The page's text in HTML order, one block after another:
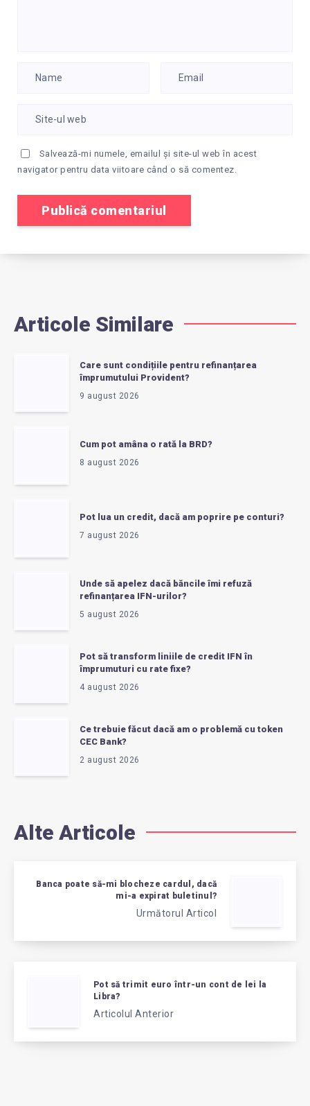
Salvează-mi numele, emailul și site-ul web în acest
navigator pentru data viitoare când o să comentez.
Articole Similare
Care sunt condițiile pentru refinanțarea
împrumutului Provident?
9 august 2026
Cum pot amâna o rată la BRD?
8 august 2026
Pot lua un credit, dacă am poprire pe conturi?
7 august 2026
Unde să apelez dacă băncile îmi refuză
refinanțarea IFN-urilor?
5 august 2026
Pot să transform liniile de credit IFN în
împrumuturi cu rate fixe?
4 august 2026
Ce trebuie făcut dacă am o problemă cu token
CEC Bank?
2 august 2026
Alte Articole
Banca poate să-mi blocheze cardul, dacă
mi-a expirat buletinul?
Următorul Articol
Pot să trimit euro într-un cont de lei la
Libra?
Articolul Anterior